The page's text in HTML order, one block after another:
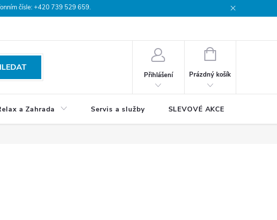
čísle: +420 739 529 659.
Přihlášení
NÁKUPNÍ
Prázdný košík
a Zahrada Servis a služby SLEVOVÉ AKCE